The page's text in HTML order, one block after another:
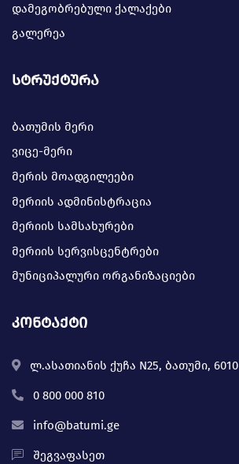
დამეგობრებული ქალაქები
გალერეა
სტრუქტურა
ბათუმის მერი
ვიცე-მერი
მერის მოადგილეები
მერიის ადმინისტრაცია
მერიის სამსახურები
მერიის სერვისცენტრები
მუნიციპალური ორგანიზაციები
კონტაქტი
ლ.ასათიანის ქუჩა N25, ბათუმი, 6010
0 800 000 810
info@batumi.ge
შეგვაფასეთ